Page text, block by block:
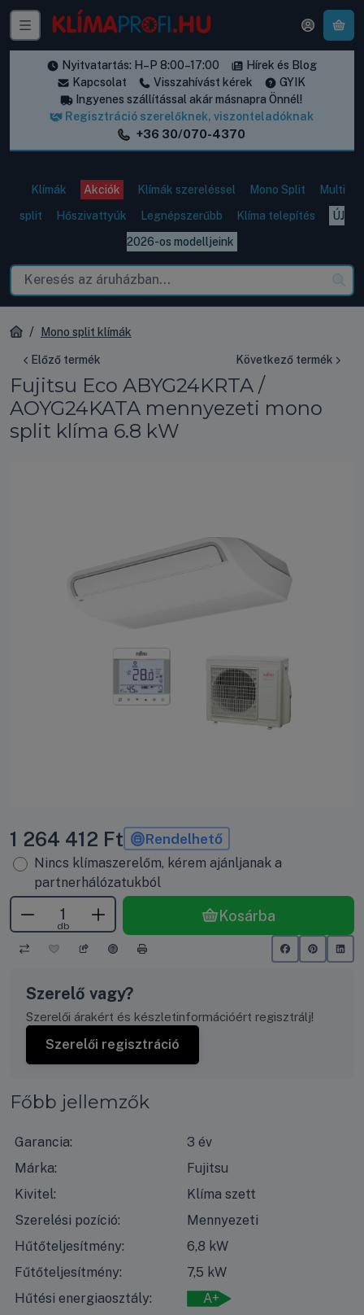
Nyitvatartás: H–P 8:00–17:00
Hírek és Blog
Kapcsolat
Visszahívást kérek
GYIK
Ingyenes szállítással akár másnapra Önnél!
Regisztráció szerelőknek, viszonteladóknak
+36 30/070-4370
Klímák Akciók Klímák szereléssel Mono Split
Multi
split
Hőszivattyúk Legnépszerűbb Klíma telepítés
ÚJ
2026-os modelljeink
Mono split klímák
Előző termék Következő termék
Fujitsu Eco ABYG24KRTA /
AOYG24KATA mennyezeti mono
split klíma 6.8 kW
1 264 412 Ft Rendelhető
Nincs klímaszerelőm, kérem ajánljanak a
partnerhálózatukból
db
Kosárba
Szerelő vagy?
Szerelői árakért és készletinformációért regisztrálj!
Szerelői regisztráció
Főbb jellemzők
Garancia:
3 év
Márka:
Fujitsu
Kivitel:
Klíma szett
Szerelési pozíció:
Mennyezeti
Hűtőteljesítmény:
6,8 kW
Fűtőteljesítmény:
7,5 kW
Hűtési energiaosztály:
A+